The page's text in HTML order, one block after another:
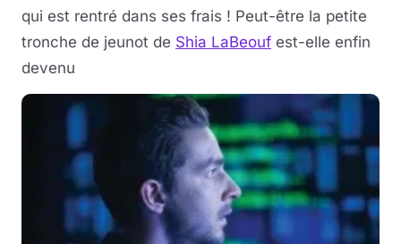
qui est rentré dans ses frais ! Peut-être la petite
tronche de jeunot de Shia LaBeouf est-elle enfin
devenu